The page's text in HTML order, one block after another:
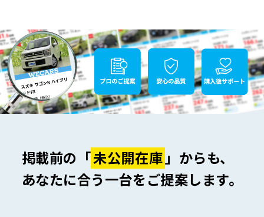
掲載前の「未公開在庫」からも、
あなたに合う一台をご提案します。